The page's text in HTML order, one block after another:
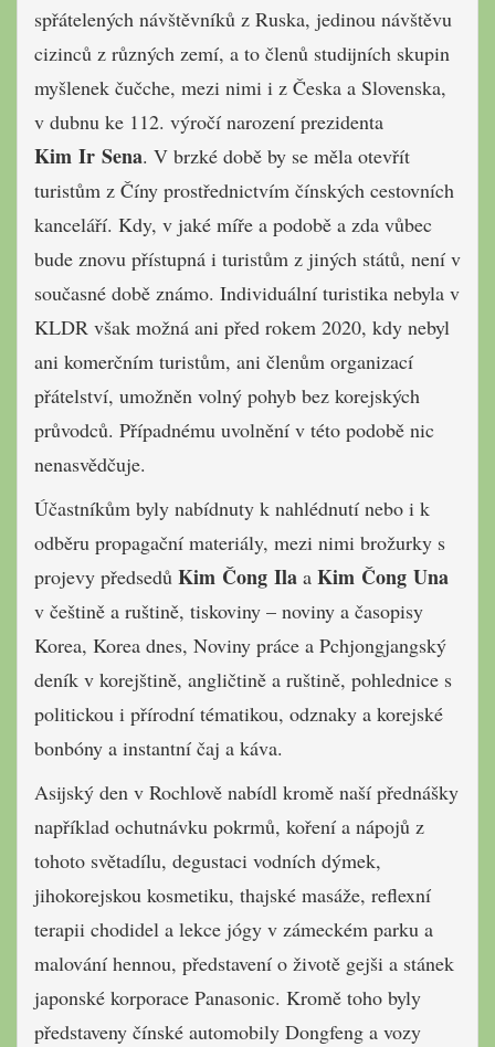
spřátelených návštěvníků z Ruska, jedinou návštěvu
cizinců z různých zemí, a to členů studijních skupin
myšlenek čučche, mezi nimi i z Česka a Slovenska,
v dubnu ke 112. výročí narození prezidenta
Kim Ir Sena. V brzké době by se měla otevřít
turistům z Číny prostřednictvím čínských cestovních
kanceláří. Kdy, v jaké míře a podobě a zda vůbec
bude znovu přístupná i turistům z jiných států, není v
současné době známo. Individuální turistika nebyla v
KLDR však možná ani před rokem 2020, kdy nebyl
ani komerčním turistům, ani členům organizací
přátelství, umožněn volný pohyb bez korejských
průvodců. Případnému uvolnění v této podobě nic
nenasvědčuje.
Účastníkům byly nabídnuty k nahlédnutí nebo i k
odběru propagační materiály, mezi nimi brožurky s
projevy předsedů Kim Čong Ila a Kim Čong Una
v češtině a ruštině, tiskoviny – noviny a časopisy
Korea, Korea dnes, Noviny práce a Pchjongjangský
deník v korejštině, angličtině a ruštině, pohlednice s
politickou i přírodní tématikou, odznaky a korejské
bonbóny a instantní čaj a káva.
Asijský den v Rochlově nabídl kromě naší přednášky
například ochutnávku pokrmů, koření a nápojů z
tohoto světadílu, degustaci vodních dýmek,
jihokorejskou kosmetiku, thajské masáže, reflexní
terapii chodidel a lekce jógy v zámeckém parku a
malování hennou, představení o životě gejši a stánek
japonské korporace Panasonic. Kromě toho byly
představeny čínské automobily Dongfeng a vozy